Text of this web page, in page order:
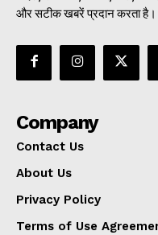
और सटीक खबरें प्रदान करता है।
Company
Contact Us
About Us
Privacy Policy
Terms of Use